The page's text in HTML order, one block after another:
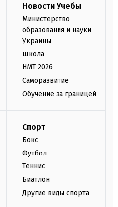
Новости Учебы
Министерство
образования и науки
Украины
Школа
НМТ 2026
Саморазвитие
Обучение за границей
Спорт
Бокс
Футбол
Теннис
Биатлон
Другие виды спорта